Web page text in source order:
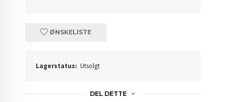
ØNSKELISTE
Lagerstatus: Utsolgt
DEL DETTE